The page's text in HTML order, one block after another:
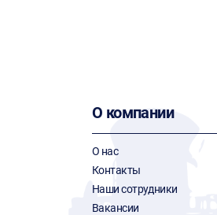
О компании
О нас
Контакты
Наши сотрудники
Вакансии